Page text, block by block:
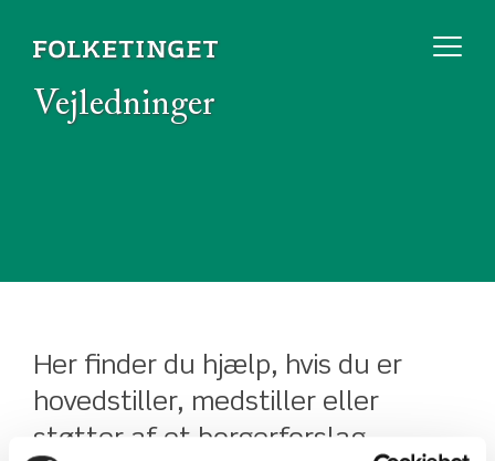
Vejledninger
Her finder du hjælp, hvis du er
hovedstiller, medstiller eller
støtter af et borgerforslag